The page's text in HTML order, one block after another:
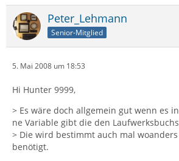
Peter_Lehmann
Senior-Mitglied
5. Mai 2008 um 18:53
Hi Hunter 9999,
> Es wäre doch allgemein gut wenn es
ne Variable gibt die den
> Die wird bestimmt auch mal
benötigt.